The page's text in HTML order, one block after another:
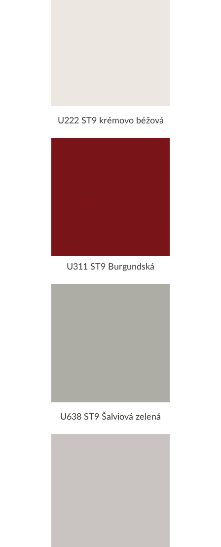
U222 ST9 krémovo béžová
U311 ST9 Burgundská
U638 ST9 Šalviová zelená